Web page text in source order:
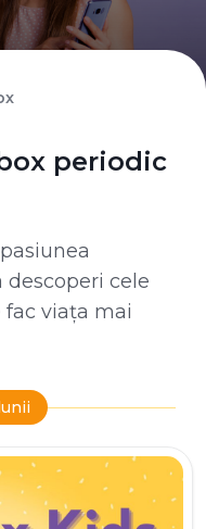
periodic
descoperi cele
fac viața mai